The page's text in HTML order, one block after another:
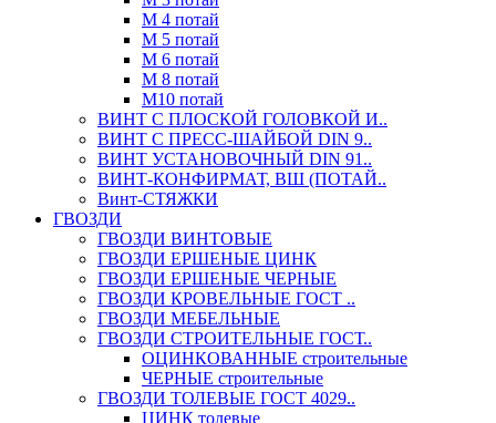
М 4 потай
М 5 потай
М 6 потай
М 8 потай
М10 потай
ВИНТ С ПЛОСКОЙ ГОЛОВКОЙ И..
ВИНТ С ПРЕСС-ШАЙБОЙ DIN 9..
ВИНТ УСТАНОВОЧНЫЙ DIN 91..
ВИНТ-КОНФИРМАТ, ВШ (ПОТАЙ..
Винт-СТЯЖКИ
ГВОЗДИ
ГВОЗДИ ВИНТОВЫЕ
ГВОЗДИ ЕРШЕНЫЕ ЦИНК
ГВОЗДИ ЕРШЕНЫЕ ЧЕРНЫЕ
ГВОЗДИ КРОВЕЛЬНЫЕ ГОСТ ..
ГВОЗДИ МЕБЕЛЬНЫЕ
ГВОЗДИ СТРОИТЕЛЬНЫЕ ГОСТ..
ОЦИНКОВАННЫЕ строительные
ЧЕРНЫЕ строительные
ГВОЗДИ ТОЛЕВЫЕ ГОСТ 4029..
ЦИНК толевые